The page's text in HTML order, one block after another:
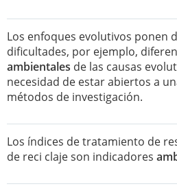
Los enfoques evolutivos ponen
dificultades, por ejemplo,
ambientales de las causas
necesidad de estar abiertos a
métodos de investigación.
Los índices de tratamiento de
de reci claje son indicadores